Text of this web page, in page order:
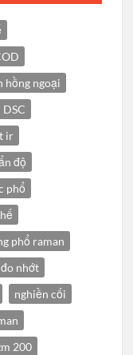
hồng ngoại
DSC
ir
độ
phổ
phổ raman
nhớt
nghiền cối
200